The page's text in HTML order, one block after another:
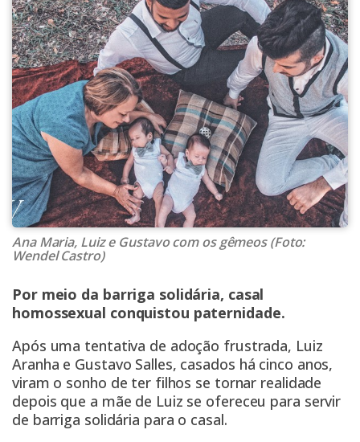
Ana Maria, Luiz e Gustavo com os gêmeos (Foto:
Wendel Castro)
Por meio da barriga solidária, casal
homossexual conquistou paternidade.
Após uma tentativa de adoção frustrada, Luiz
Aranha e Gustavo Salles, casados há cinco anos,
viram o sonho de ter filhos se tornar realidade
depois que a mãe de Luiz se ofereceu para servir
de barriga solidária para o casal.